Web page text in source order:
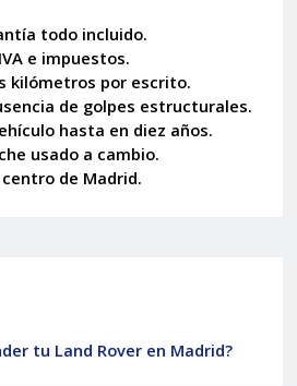
todo incluido.
e impuestos.
kilómetros por escrito.
de golpes estructurales.
hasta en diez años.
usado a cambio.
centro de Madrid.
tu Land Rover en Madrid?